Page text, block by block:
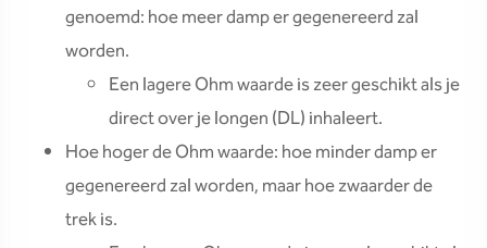
genoemd: hoe meer damp er gegenereerd zal
worden.
Een lagere Ohm waarde is zeer geschikt als je
direct over je longen (DL) inhaleert.
Hoe hoger de Ohm waarde: hoe minder damp er
gegenereerd zal worden, maar hoe zwaarder de
trek is.